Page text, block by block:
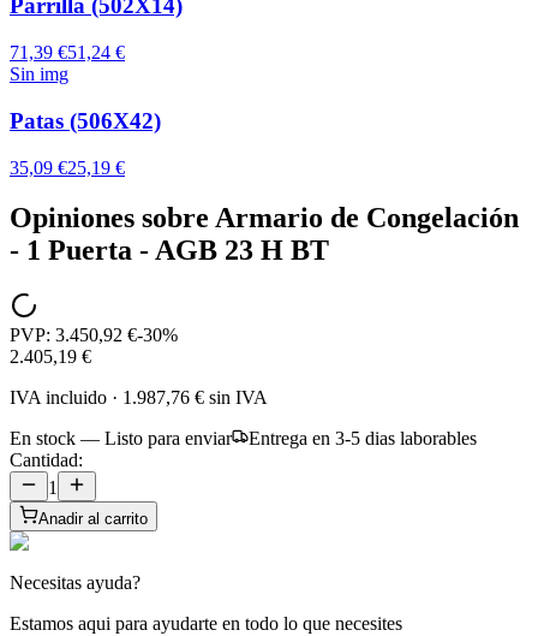
Parrilla (502X14)
71,39 €51,24 €
Sin img
Patas (506X42)
35,09 €25,19 €
Opiniones sobre Armario de Congelación
- 1 Puerta - AGB 23 H BT
PVP: 3.450,92 €-30%
2.405,19 €
IVA incluido · 1.987,76 € sin IVA
En stock — Listo para enviar
Entrega en 3-5 dias laborables
Cantidad:
1
Anadir al carrito
Necesitas ayuda?
Estamos aqui para ayudarte en todo lo que necesites